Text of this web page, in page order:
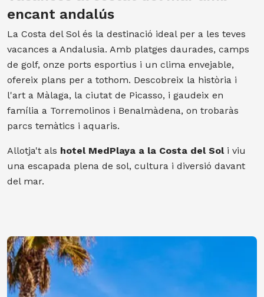
encant andalús
La Costa del Sol és la destinació ideal per a les teves
vacances a Andalusia. Amb platges daurades, camps
de golf, onze ports esportius i un clima envejable,
ofereix plans per a tothom. Descobreix la història i
l'art a Màlaga, la ciutat de Picasso, i gaudeix en
família a Torremolinos i Benalmàdena, on trobaràs
parcs temàtics i aquaris.
Allotja't als hotel MedPlaya a la Costa del Soli viu
una escapada plena de sol, cultura i diversió davant
del mar.